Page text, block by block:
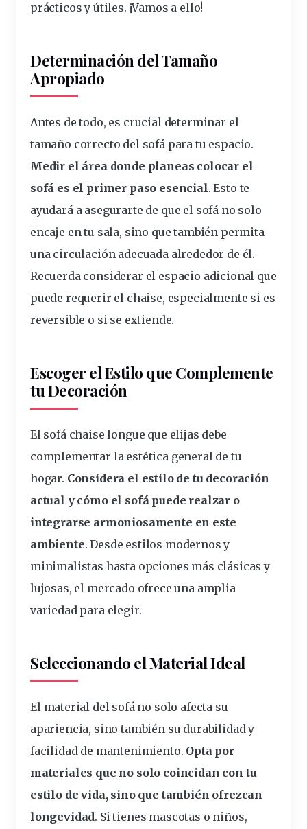
prácticos y útiles. ¡Vamos a ello!
Determinación del Tamaño
Apropiado
Antes de todo, es crucialdeterminar el
tamaño correcto del sofá para tu espacio.
Medir el área donde planeas colocar el
sofá es el primer paso esencial. Esto te
ayudará a asegurarte de que el sofá no solo
encaje en tu sala, sino que también permita
una circulación adecuada alrededor de él.
Recuerda considerar el espacio adicional que
puede requerir el chaise, especialmente si es
reversible o si se extiende.
Escoger el Estilo que Complemente
tu Decoración
El sofá chaise longue que elijas debe
complementar la estética general de tu
hogar. Considera el estilo de tu decoración
actual y cómo el sofá puede realzar o
integrarse armoniosamente en este
ambiente. Desde estilos modernos y
minimalistas hasta opciones más clásicas y
lujosas, el mercado ofrece una amplia
variedad para elegir.
Seleccionando el Material Ideal
El material del sofá no solo afecta su
apariencia, sino también su durabilidad y
facilidad de mantenimiento. Opta por
materiales que no solo coincidan con tu
estilo de vida, sino que también ofrezcan
longevidad. Si tienes mascotas o niños,